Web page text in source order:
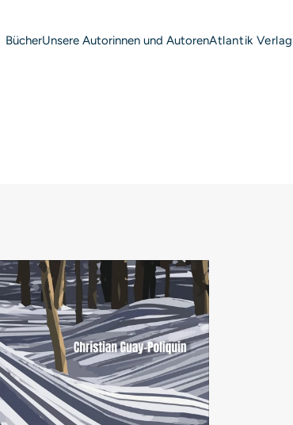
BücherUnsere Autorinnen und AutorenAtlantik Verlag